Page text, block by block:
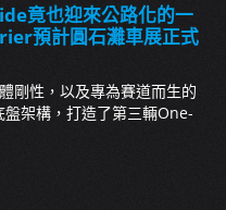
竟也迎來公路化的一
預計圓石灘車展正式
剛性，以及專為賽道而生的
架構，打造了第三輛One-